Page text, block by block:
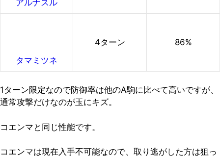
アルナスル
タマミツネ
4ターン 86%
1ターン限定なので防御率は他のA駒に比べて高いですが、
通常攻撃だけなのが玉にキズ。
コエンマと同じ性能です。
コエンマは現在入手不可能なので、取り逃がした方は狙っ